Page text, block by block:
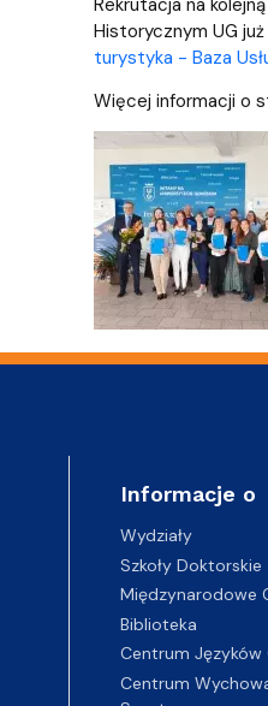
Rekrutacja na
Historycznym UG
turystyka - Baza
Więcej informacji o
Informacje o
Wydziały
Szkoły Doktorskie
Międzynarodowe
Biblioteka
Centrum Języków
Centrum